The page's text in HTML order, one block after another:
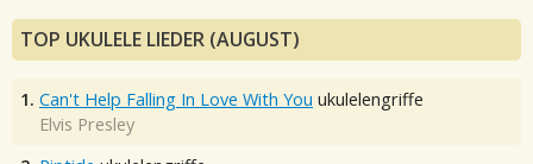
TOP UKULELE LIEDER (AUGUST)
1. Can't Help Falling In Love With You ukulelengriffe
Elvis Presley